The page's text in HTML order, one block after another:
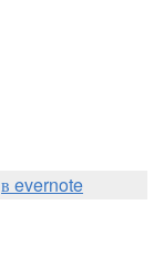
в evernote